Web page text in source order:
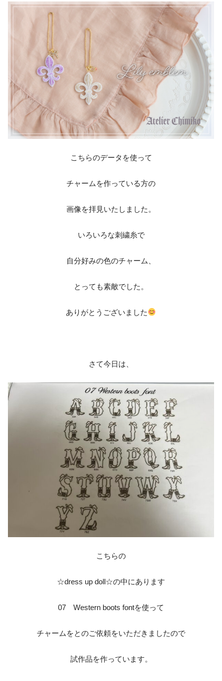
こちらのデータを使って
チャームを作っている方の
画像を拝見いたしました。
いろいろな刺繍糸で
自分好みの色のチャーム、
とっても素敵でした。
ありがとうございました
さて今日は、
こちらの
☆dress up doll☆の中にあります
07 Western boots fontを使って
チャームをとのご依頼をいただきましたので
試作品を作っています。